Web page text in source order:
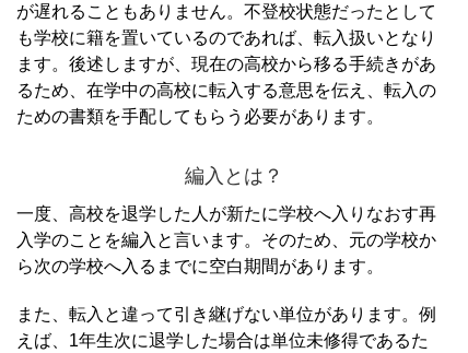
が遅れることもありません。 不登校状態だったとして
も学校に籍を置いているのであれば、転入扱いとなり
ます。 後述しますが、現在の高校から移る手続きがあ
るため、在学中の高校に転入する意思を伝え、転入の
ための書類を手配してもらう必要があります。
編入とは？
一度、高校を退学した人が新たに学校へ入りなおす再
入学のことを編入と言います。 そのため、元の学校か
ら次の学校へ入るまでに空白期間があります。
また、転入と違って引き継げない単位があります。 例
えば、1年生次に退学した場合は単位未修得であるた